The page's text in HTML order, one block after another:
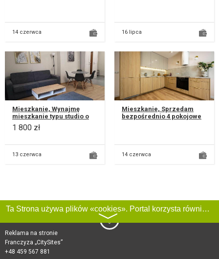
14 czerwca 16 lipca
Mieszkanie, Wynajmę
mieszkanie typu studio o
powierzchni 33 m2
dostępne od zaraz na 1
1 800 zł
13 czerwca
Mieszkanie, Sprzedam
bezpośrednio 4 pokojowe
14 czerwca
Ta Strona używa plików «cookies». Portal korzysta również z serwisu internetowego do zbierania danych technicznych o odwiedzających w celu uzyskania informacji marketingowych i statystycznych. Warunki przetwarzania danych odwiedzających Stronę, patrz:
〉
Reklama na stronie
Franczyza „CitySites”
+48 459 567 881